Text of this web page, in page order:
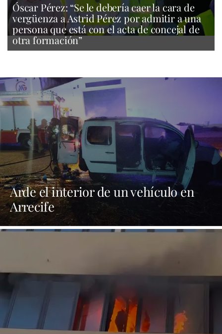
Óscar Pérez: “Se le debería caer la cara de
vergüenza a Astrid Pérez por admitir a una
persona que está con el acta de concejal de
otra formación”
Arde el interior de un vehículo en
Arrecife